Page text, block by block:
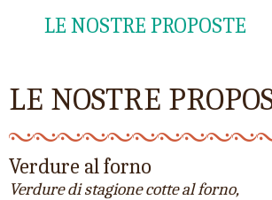
LE NOSTRE PROPOSTE
LE NOSTRE
Verdure al forno
Verdure di stagione cotte al forno,